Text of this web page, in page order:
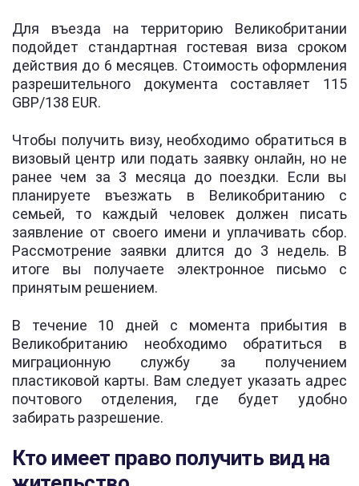
Для въезда на территорию Великобритании
подойдет стандартная гостевая виза сроком
действия до 6 месяцев. Стоимость оформления
разрешительного документа составляет 115
GBP/138 EUR.
Чтобы получить визу, необходимо обратиться в
визовый центр или подать заявку онлайн, но не
ранее чем за 3 месяца до поездки. Если вы
планируете въезжать в Великобританию с
семьей, то каждый человек должен писать
заявление от своего имени и уплачивать сбор.
Рассмотрение заявки длится до 3 недель. В
итоге вы получаете электронное письмо с
принятым решением.
В течение 10 дней с момента прибытия в
Великобританию необходимо обратиться в
миграционную службу за получением
пластиковой карты. Вам следует указать адрес
почтового отделения, где будет удобно
забирать разрешение.
Кто имеет право получить вид на